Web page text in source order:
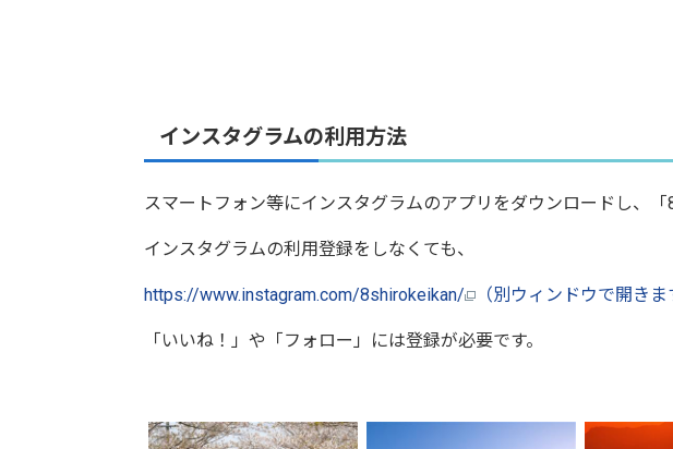
インスタグラムの利用方法
スマートフォン等にインスタグラムのアプリをダウンロードし、「
インスタグラムの利用登録をしなくても、
https://www.instagram.com/8shirokeikan/ （別ウィンドウで開きま
「いいね！」や「フォロー」には登録が必要です。